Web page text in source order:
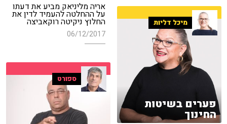
אריה מליניאק מביע את דעתו
על ההחלטה להעמיד לדין את
החלוץ ניקיטה רוקאביצה
06/12/2017
מיכל דליות
פערים בשיטות
החינוך
ספורט